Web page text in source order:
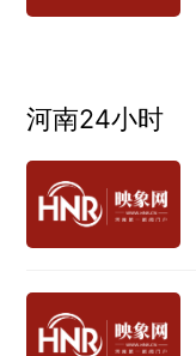
河南24小时